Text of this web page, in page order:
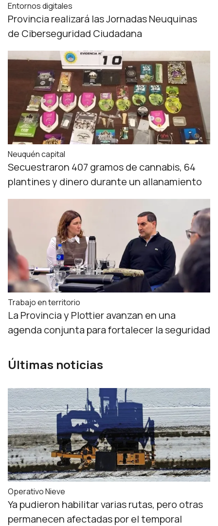
Entornos digitales
Provincia realizará las Jornadas Neuquinas
de Ciberseguridad Ciudadana
Neuquén capital
Secuestraron 407 gramos de cannabis, 64
plantines y dinero durante un allanamiento
Trabajo en territorio
La Provincia y Plottier avanzan en una
agenda conjunta para fortalecer la seguridad
Últimas noticias
Operativo Nieve
Ya pudieron habilitar varias rutas, pero otras
permanecen afectadas por el temporal